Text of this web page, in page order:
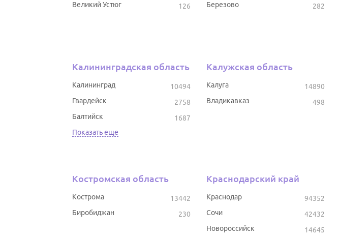
126
Великий Устюг 282
Березово
Калининградская область
10494
Калининград
2758
Гвардейск
1687
Балтийск
Показать еще
Калужская область
14890
Калуга
498
Владикавказ
Костромская область
13442
Кострома
230
Биробиджан
Краснодарский край
94352
Краснодар
42432
Сочи
14645
Новороссийск